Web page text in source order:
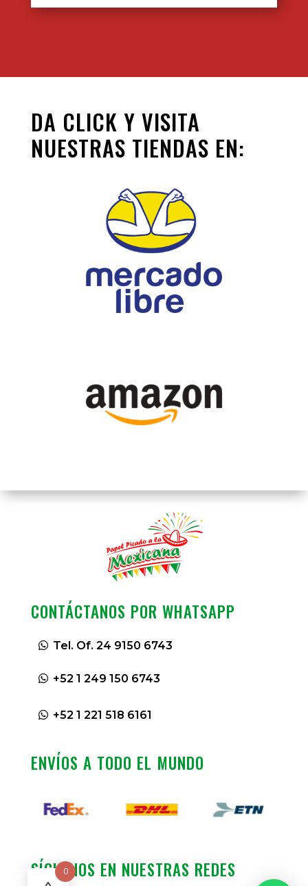
DA CLICK Y VISITA
NUESTRAS TIENDAS EN:
CONTÁCTANOS POR WHATSAPP
Tel. Of. 24 9150 6743
+52 1 249 150 6743
+52 1 221 518 6161
ENVÍOS A TODO EL MUNDO
SÍGUENOS EN NUESTRAS REDES
0